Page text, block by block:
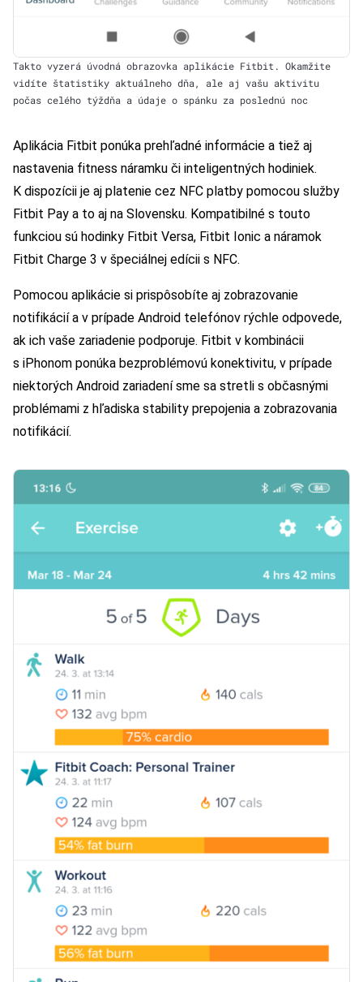
Takto vyzerá úvodná obrazovka aplikácie Fitbit. Okamžite
vidíte štatistiky aktuálneho dňa, ale aj vašu aktivitu
počas celého týždňa a údaje o spánku za poslednú noc
Aplikácia Fitbit ponúka prehľadné informácie a tiež aj
nastavenia fitness náramku či inteligentných hodiniek.
K dispozícii je aj platenie cez NFC platby pomocou služby
Fitbit Pay a to aj na Slovensku. Kompatibilné s touto
funkciou sú hodinky Fitbit Versa, Fitbit Ionic a náramok
Fitbit Charge 3 v špeciálnej edícii s NFC.
Pomocou aplikácie si prispôsobíte aj zobrazovanie
notifikácií a v prípade Android telefónov rýchle odpovede,
ak ich vaše zariadenie podporuje. Fitbit v kombinácii
s iPhonom ponúka bezproblémovú konektivitu, v prípade
niektorých Android zariadení sme sa stretli s občasnými
problémami z hľadiska stability prepojenia a zobrazovania
notifikácií.